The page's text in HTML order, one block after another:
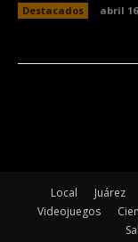
Destacados abril
Local Juárez
Videojuegos